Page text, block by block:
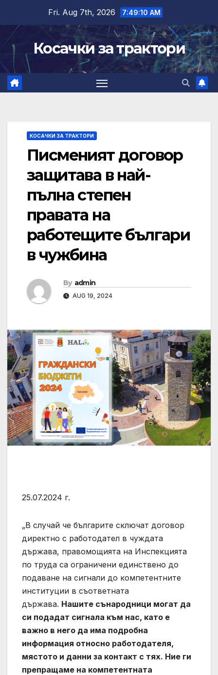
content
Fri. Aug 7th, 2026 7:49:11 AM
Косачки за трактори
КОСАЧКИ ЗА ТРАКТОРИ
Писменият договор
защитава в най-
пълна степен
правата на
работещите българи
в чужбина
By admin
AUG 19, 2024
25.07.2024 г.
„В случай че българите сключат договор
директно с работодател в чуждата
държава, правомощията на Инспекцията
по труда са ограничени единствено до
подаване на сигнали до компетентните
институции в съответната
държава. Нашите сънародници могат да
си подадат сигнала към нас, като е
важно в него да има подробна
информация относно работодателя,
мястото и данни за контакт с тях. Ние ги
препращаме на компетентната